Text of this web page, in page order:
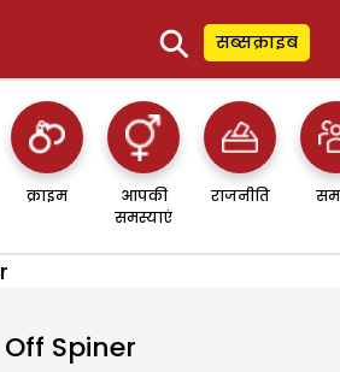
⚲ सब्सक्राइब
क्राइम
आपकी
समस्याएं
राजनीति
Off Spiner